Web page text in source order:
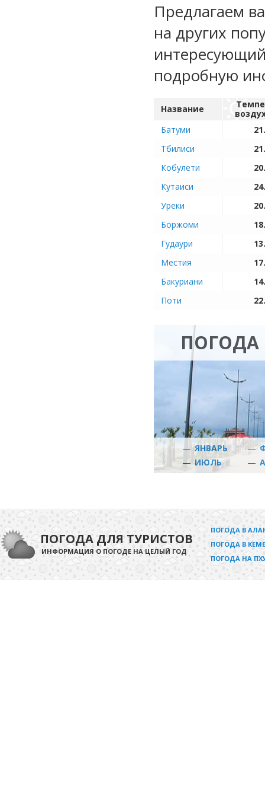
Предлагаем
на других
подробную
Название
Батуми
Тбилиси
Кобулети
Кутаиси
Уреки
Боржоми
Гудаури
Местия
Бакуриани
Поти
ПОГОДА
—ЯНВАРЬ —
—ИЮЛЬ —
ПОГОДА ДЛЯ ТУРИСТОВ
ИНФОРМАЦИЯ О ПОГОДЕ НА ЦЕЛЫЙ ГОД
ПОГОДА В
ПОГОДА В
ПОГОДА НА